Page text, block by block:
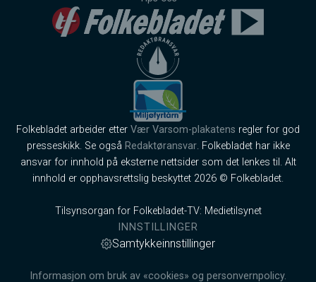
Folkebladet arbeider etter Vær Varsom-plakatens regler for god
presseskikk. Se også Redaktøransvar. Folkebladet har ikke
ansvar for innhold på eksterne nettsider som det lenkes til. Alt
innhold er opphavsrettslig beskyttet 2026 © Folkebladet.
Tilsynsorgan for Folkebladet-TV: Medietilsynet
INNSTILLINGER
Samtykkeinnstillinger
Informasjon om bruk av «cookies» og personvernpolicy.